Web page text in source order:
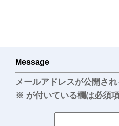
Message
メールアドレスが公開され
※ が付いている欄は必須